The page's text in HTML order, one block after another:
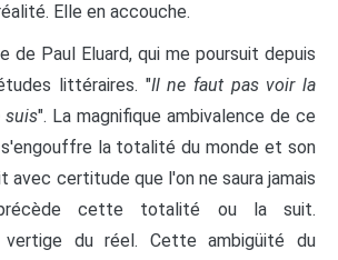
Elle en accouche.
de Paul Eluard, qui me poursuit depuis
littéraires. "Il ne faut pas voir la
suis". La magnifique ambivalence de ce
s'engouffre la totalité du monde et son
avec certitude que l'on ne saura jamais
cette totalité ou la suit.
vertige du réel. Cette ambigüité du